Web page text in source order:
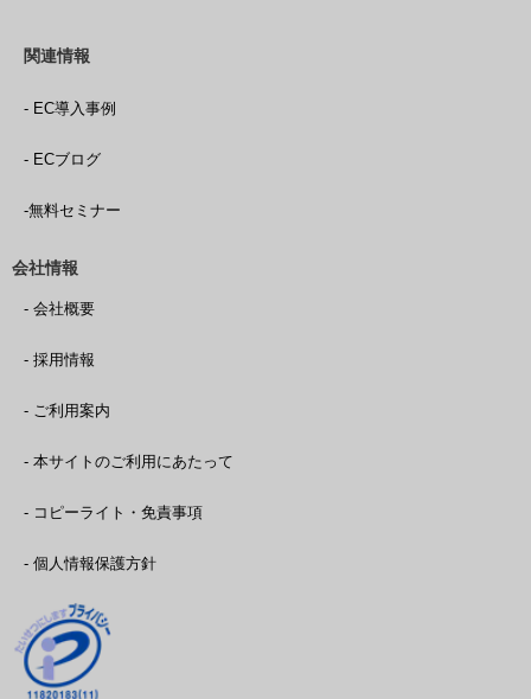
関連情報
- EC導入事例
- ECブログ
-無料セミナー
会社情報
- 会社概要
- 採用情報
- ご利用案内
- 本サイトのご利用にあたって
- コピーライト・免責事項
- 個人情報保護方針